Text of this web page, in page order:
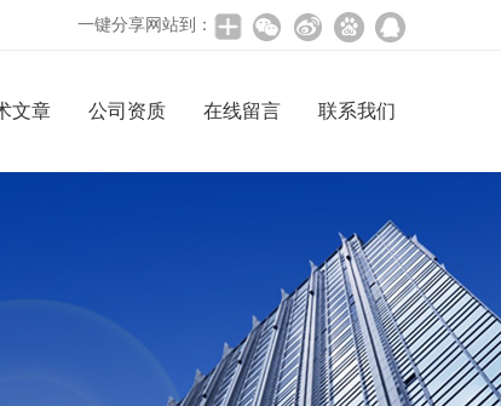
一键分享网站到：
文章 公司资质 在线留言 联系我们